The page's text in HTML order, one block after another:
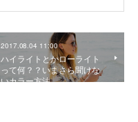
2017.08.04 11:00
ハイライトとかローライト
って何？？いまさら聞けな
いカラー方法。